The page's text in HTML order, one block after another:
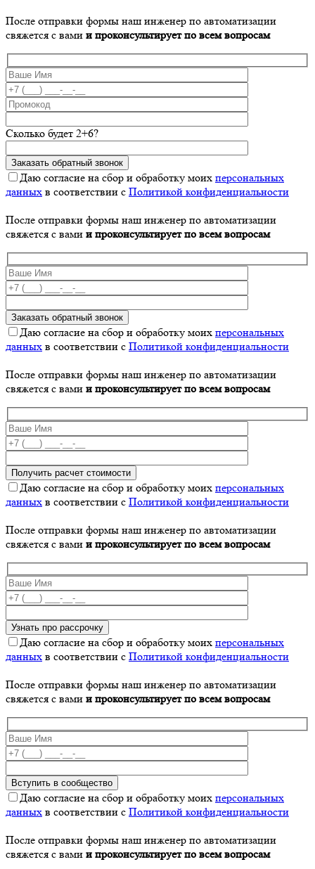
После отправки формы наш инженер по автоматизации
свяжется с вами и проконсультирует по всем вопросам
Сколько будет 2+6?
Даю согласие на сбор и обработку моих персональных
данных в соответствии с Политикой конфиденциальности
После отправки формы наш инженер по автоматизации
свяжется с вами и проконсультирует по всем вопросам
Даю согласие на сбор и обработку моих персональных
данных в соответствии с Политикой конфиденциальности
После отправки формы наш инженер по автоматизации
свяжется с вами и проконсультирует по всем вопросам
Даю согласие на сбор и обработку моих персональных
данных в соответствии с Политикой конфиденциальности
После отправки формы наш инженер по автоматизации
свяжется с вами и проконсультирует по всем вопросам
Даю согласие на сбор и обработку моих персональных
данных в соответствии с Политикой конфиденциальности
После отправки формы наш инженер по автоматизации
свяжется с вами и проконсультирует по всем вопросам
Даю согласие на сбор и обработку моих персональных
данных в соответствии с Политикой конфиденциальности
После отправки формы наш инженер по автоматизации
свяжется с вами и проконсультирует по всем вопросам